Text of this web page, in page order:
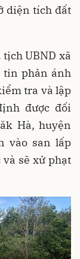
diện tích đất
UBND xã
tin phản ánh
tra và lập
được đối
Hà, huyện
vào san lấp
sẽ xử phạt